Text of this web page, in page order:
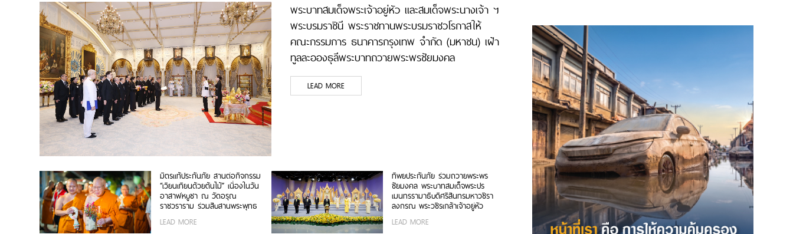
พระบาทสมเด็จพระเจ้าอยู่หัว และสมเด็จพระนางเจ้า ฯ
พระบรมราชินี พระราชทานพระบรมราชวโรกาสให้
คณะกรรมการ ธนาคารกรุงเทพ จำกัด (มหาชน) เฝ้า
ทูลละอองธุลีพระบาทถวายพระพรชัยมงคล
LEAD MORE
มิตรแท้ประกันภัย สานต่อกิจกรรม
“เวียนเทียนด้วยต้นไม้” เนื่องในวัน
อาสาฬหบูชา ณ วัดอรุณ
ราชวราราม ร่วมสืบสานพระพุทธ
เพื่อสิ่งแวดล้อมที่ยั่งยืน
LEAD MORE
ทิพยประกันภัย ร่วมถวายพระพร
ชัยมงคล พระบาทสมเด็จพระปร
เมนทรรามาธิบดีศรีสินทรมหาวชิรา
ลงกรณ พระวชิรเกล้าเจ้าอยู่หัว
LEAD MORE